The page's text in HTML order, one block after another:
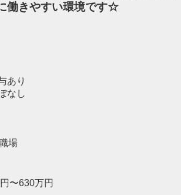
働きやすい環境です☆
あり
なし
場
〜630万円